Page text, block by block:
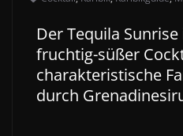
Der Tequila
fruchtig-süßer
charakteristische
durch